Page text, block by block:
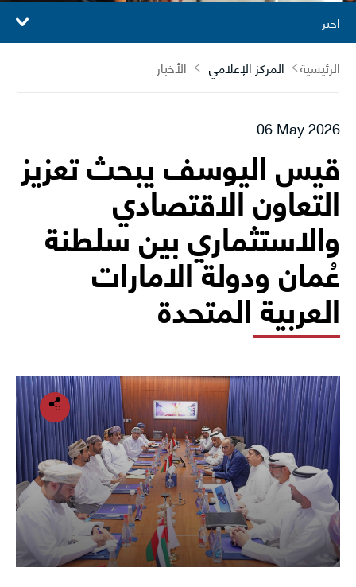
اختر
الرئيسية
المركز الإعلامي الأخبار
06 May 2026
قيس اليوسف يبحث تعزيز
التعاون الاقتصادي
والاستثماري بين سلطنة
عُمان ودولة الامارات
العربية المتحدة